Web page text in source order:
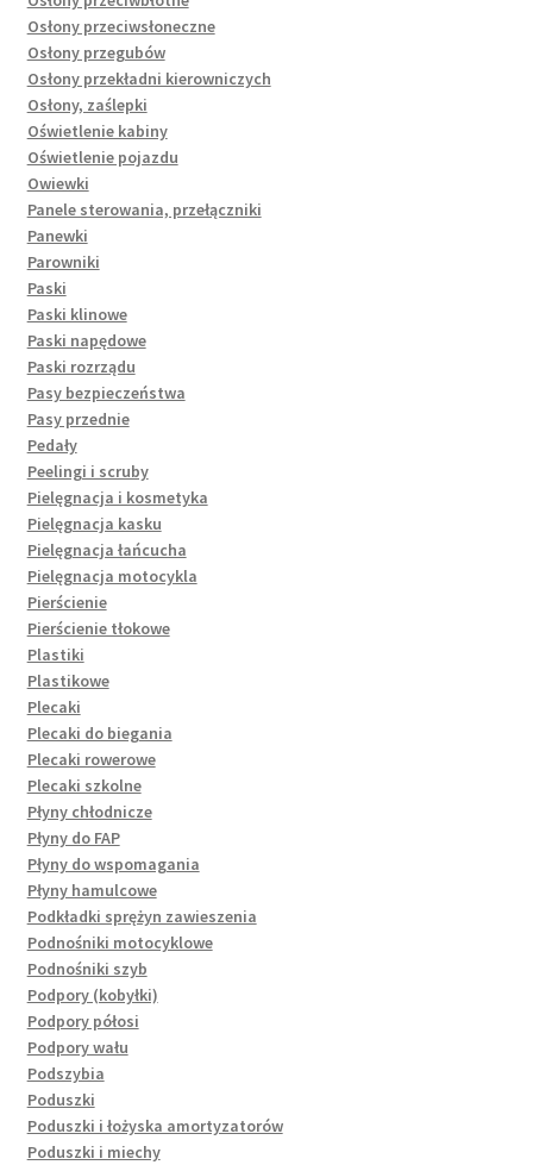
Osłony przeciwsłoneczne
Osłony przegubów
Osłony przekładni kierowniczych
Osłony, zaślepki
Oświetlenie kabiny
Oświetlenie pojazdu
Owiewki
Panele sterowania, przełączniki
Panewki
Parowniki
Paski
Paski klinowe
Paski napędowe
Paski rozrządu
Pasy bezpieczeństwa
Pasy przednie
Pedały
Peelingi i scruby
Pielęgnacja i kosmetyka
Pielęgnacja kasku
Pielęgnacja łańcucha
Pielęgnacja motocykla
Pierścienie
Pierścienie tłokowe
Plastiki
Plastikowe
Plecaki
Plecaki do biegania
Plecaki rowerowe
Plecaki szkolne
Płyny chłodnicze
Płyny do FAP
Płyny do wspomagania
Płyny hamulcowe
Podkładki sprężyn zawieszenia
Podnośniki motocyklowe
Podnośniki szyb
Podpory (kobyłki)
Podpory półosi
Podpory wału
Podszybia
Poduszki
Poduszki i łożyska amortyzatorów
Poduszki i miechy